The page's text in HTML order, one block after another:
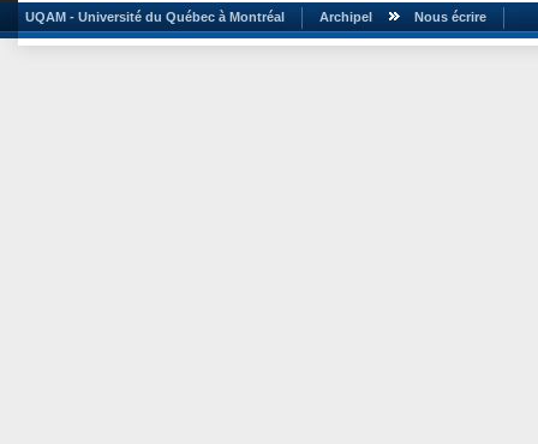
UQAM - Université du Québec à Montréal Archipel Nous écrire